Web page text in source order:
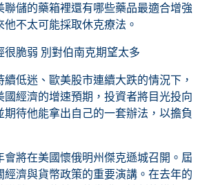
聯儲的藥箱裡還有哪些藥品最適合增強
不太可能採取休克療法。
脆弱 別對伯南克期望太多
迷、歐美股市連續大跌的情況下，
國經濟的增速預期，投資者將目光投向
待他能拿出自己的一套辦法，以擔負
將在美國懷俄明州傑克遜城召開。屆
經濟與貨幣政策的重要演講。在去年的